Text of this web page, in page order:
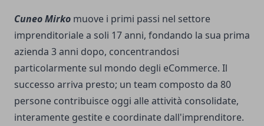
Cuneo Mirko muove i primi passi nel settore
imprenditoriale a soli 17 anni, fondando la sua prima
azienda 3 anni dopo, concentrandosi
particolarmente sul mondo degli eCommerce. Il
successo arriva presto; un team composto da 80
persone contribuisce oggi alle attività consolidate,
interamente gestite e coordinate dall'imprenditore.